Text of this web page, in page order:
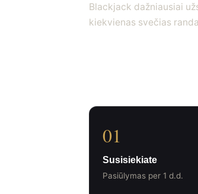
Blackjack dažniausiai
kiekvienas svečias
01
Susisiekiate
Pasiūlymas per 1 d.d.